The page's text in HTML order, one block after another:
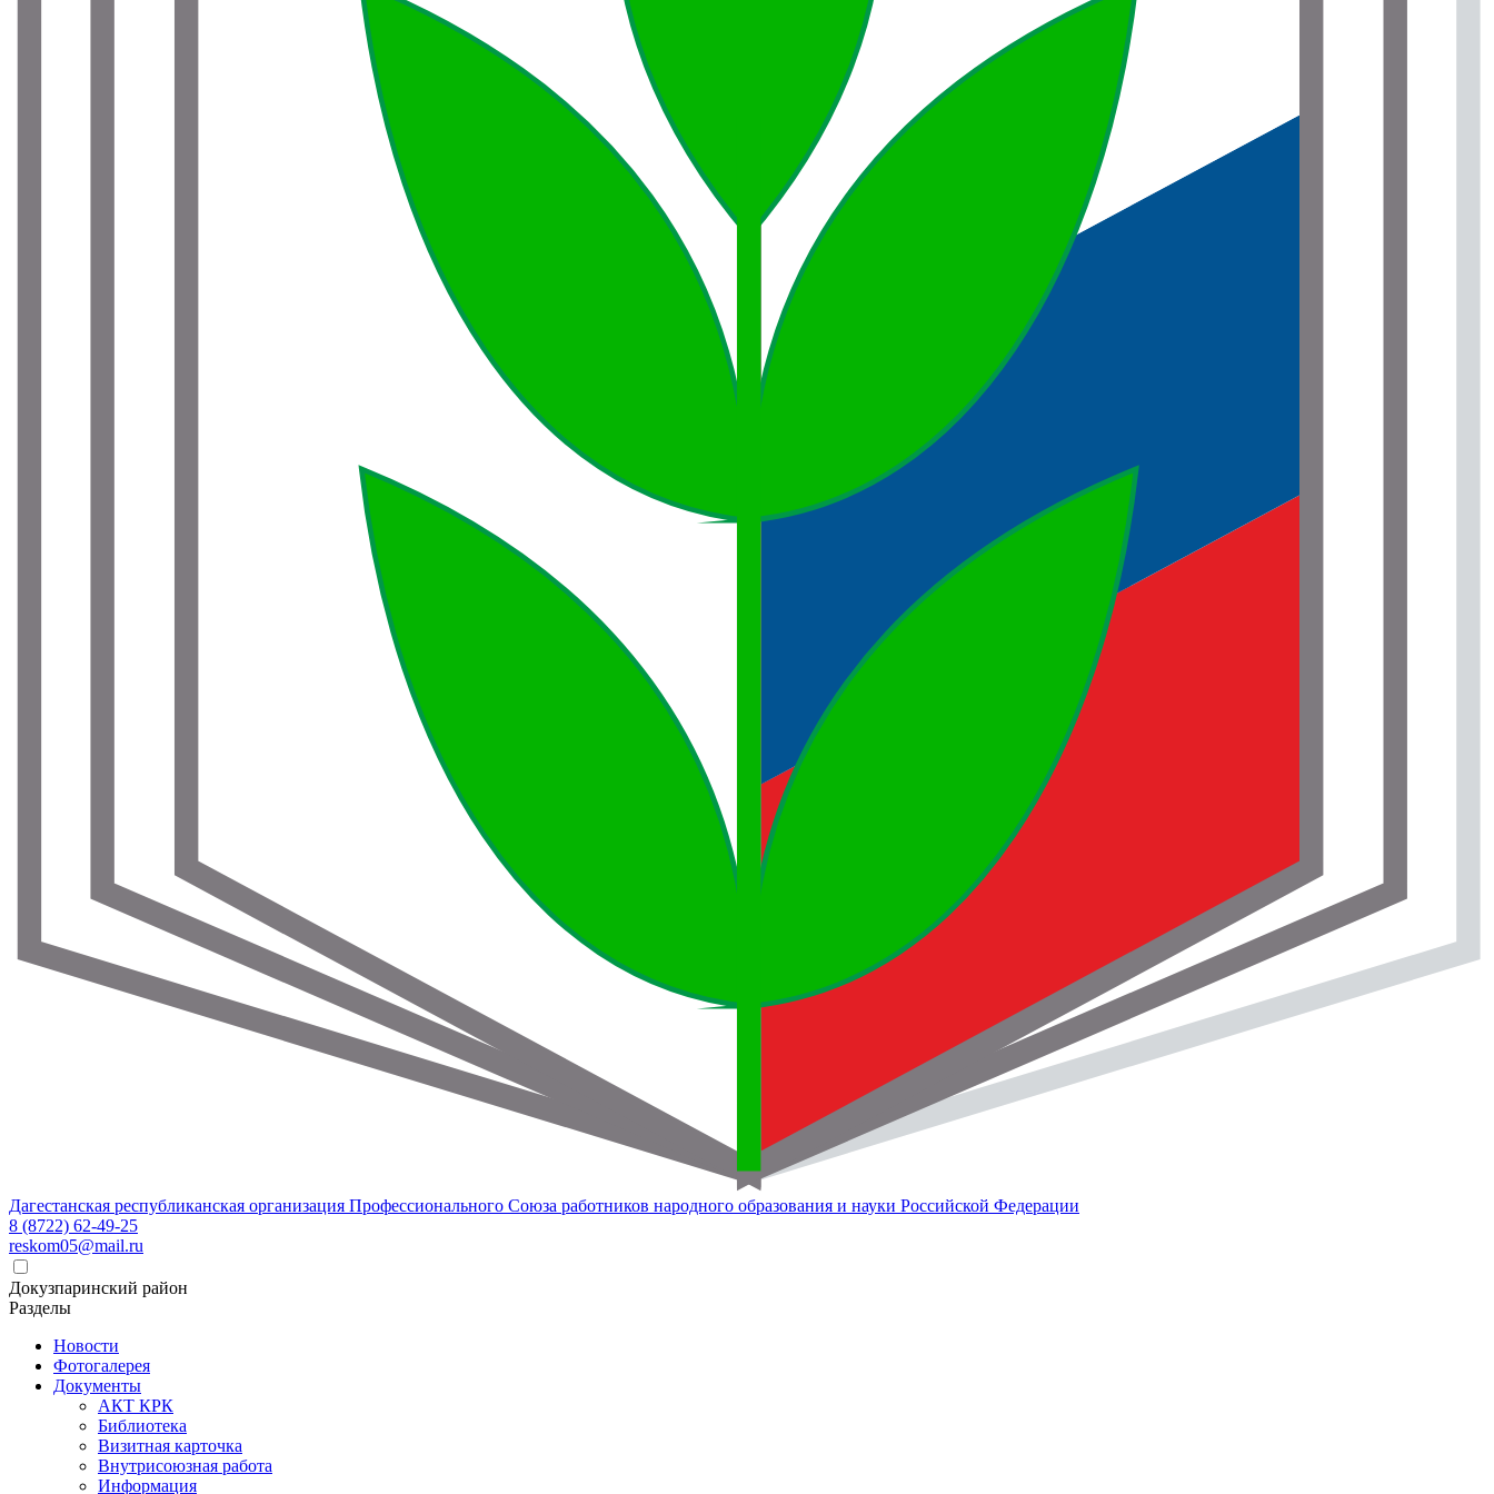
Дагестанская республиканская организация Профессионального Союза работников народного образования и науки Российской Федерации
8 (8722) 62-49-25
reskom05@mail.ru
Докузпаринский район
Разделы
Новости
Фотогалерея
Документы
АКТ КРК
Библиотека
Визитная карточка
Внутрисоюзная работа
Информация